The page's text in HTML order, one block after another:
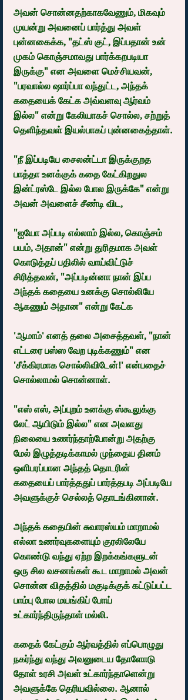
அவன் சொன்னதற்காகவேணும், மிகவும்
முயன்று அவனைப் பார்த்து அவள்
புன்னகைக்க, "தட்ஸ் குட், இப்பதான் உன்
முகம் கொஞ்சமாவது பார்க்கறபடியா
இருக்கு" என அவளை மெச்சியவன்,
"பரவால்ல ஷார்ப்பா வந்துட்ட, அந்தக்
கதையைக் கேட்க அவ்வளவு ஆர்வம்
இல்ல" என்று கேலியாகச் சொல்ல, சற்றுத்
தெளிந்தவள் இயல்பாகப் புன்னகைத்தாள்.
"நீ இப்படியே சைலன்ட்டா இருக்குறத
பாத்தா உனக்குக் கதை கேட்கிறதுல
இன்ட்ரஸ்டே இல்ல போல இருக்கே" என்று
அவன் அவளைச் சீண்டி விட,
"ஐயோ அப்படி எல்லாம் இல்ல, கொஞ்சம்
பயம், அதான்" என்று துரிதமாக அவள்
கொடுத்தப் பதிலில் வாய்விட்டுச்
சிரித்தவன், "அப்படின்னா நான் இப்ப
அந்தக் கதையை உனக்கு சொல்லியே
ஆகணும் அதான" என்று கேட்க
'ஆமாம்' எனத் தலை அசைத்தவள், "நான்
எட்டரை பஸ்ஸ வேற புடிக்கணும்" என
'சீக்கிரமாக சொல்லிவிடேன்!' என்பதைச்
சொல்லாமல் சொன்னாள்.
"எஸ் எஸ், அப்புறம் உனக்கு ஸ்கூலுக்கு
லேட் ஆயிடும் இல்ல" என அவளது
நிலையை உணர்ந்தாற்போன்று அதற்கு
மேல் இழுத்தடிக்காமல் முந்தைய தினம்
ஒளிபரப்பான அந்தத் தொடரின்
கதையைப் பார்த்ததுப் பார்த்தபடி அப்படியே
அவளுக்குச் செல்லத் தொடங்கினான்.
அந்தக் கதையின் சுவாரஸ்யம் மாறாமல்
எல்லா உணர்வுகளையும் குரலிலேயே
கொண்டு வந்து ஏற்ற இறக்கங்களுடன்
ஒரு சில வசனங்கள் கூட மாறாமல் அவன்
சொன்ன விதத்தில் மகுடிக்குக் கட்டுப்பட்ட
பாம்பு போல மயங்கிப் போய்
உட்கார்ந்திருந்தாள் மல்லி.
கதைக் கேட்கும் ஆர்வத்தில் எப்பொழுது
நகர்ந்து வந்து அவனுடைய தோளோடு
தோள் உரசி அவள் உட்கார்ந்தாளென்று
அவளுக்கே தெரியவில்லை. ஆனால்